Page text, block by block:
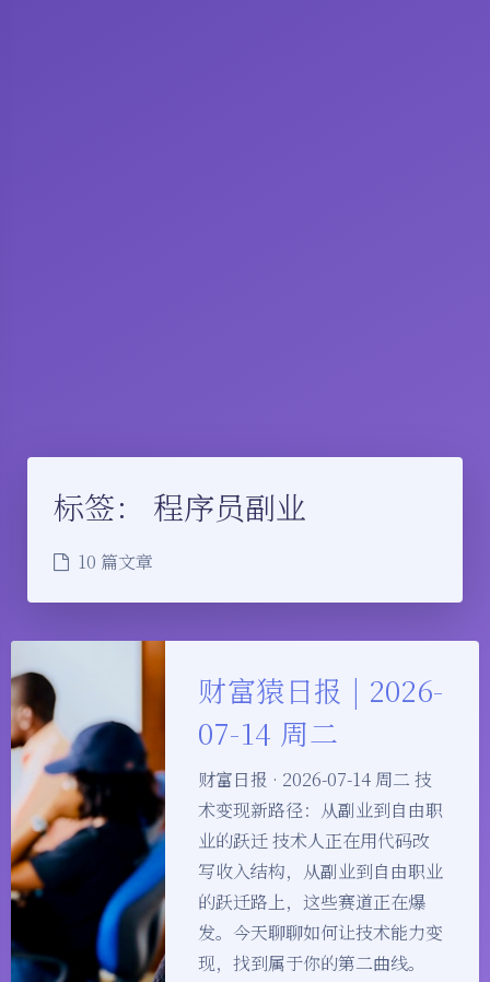
标签： 程序员副业
10 篇文章
财富猿日报 | 2026-
07-14 周二
财富日报 · 2026-07-14 周二 技
术变现新路径：从副业到自由职
业的跃迁 技术人正在用代码改
写收入结构，从副业到自由职业
的跃迁路上，这些赛道正在爆
发。今天聊聊如何让技术能力变
现，找到属于你的第二曲线。